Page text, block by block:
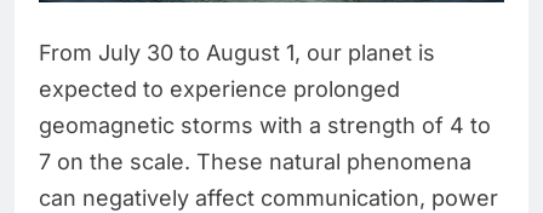
From July 30 to August 1, our planet is
expected to experience prolonged
geomagnetic storms with a strength of 4 to
7 on the scale. These natural phenomena
can negatively affect communication, power